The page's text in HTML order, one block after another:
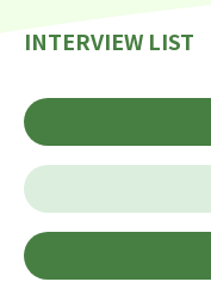
INTERVIEW LIST